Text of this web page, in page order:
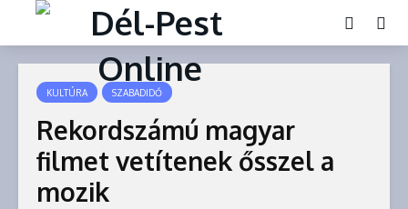
KULTÚRA SZABADIDŐ
Rekordszámú magyar
filmet vetítenek ősszel a
mozik